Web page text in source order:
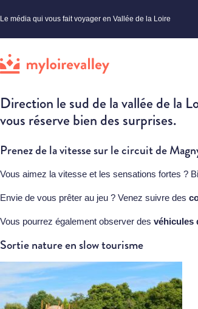
Le média qui vous fait voyager en Vallée de la Loire
Direction le sud de la vallée de la
vous réserve bien des surprises.
Prenez de la vitesse sur le circuit de
Vous aimez la vitesse et les sensations fortes ?
Envie de vous prêter au jeu ? Venez suivre des
Vous pourrez également observer des véhicules
Sortie nature en slow tourisme